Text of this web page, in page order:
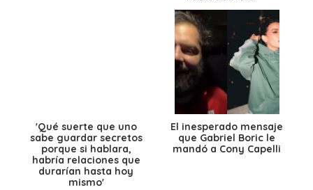
'Qué suerte que uno
sabe guardar secretos
porque si hablara,
habría relaciones que
durarían hasta hoy
mismo'
El inesperado mensaje
que Gabriel Boric le
mandó a Cony Capelli